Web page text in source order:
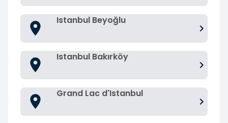
Istanbul Beyoğlu
Istanbul Bakırköy
Grand Lac d'Istanbul